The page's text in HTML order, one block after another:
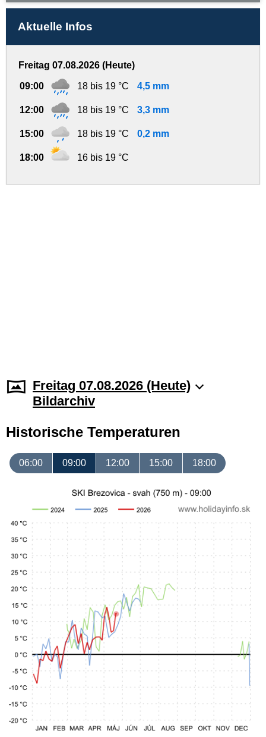
Aktuelle Infos
Freitag 07.08.2026 (Heute)
09:00 18 bis 19 °C 4,5 mm
12:00 18 bis 19 °C 3,3 mm
15:00 18 bis 19 °C 0,2 mm
18:00 16 bis 19 °C
Freitag 07.08.2026 (Heute)
Bildarchiv
Historische Temperaturen
06:00 09:00 12:00 15:00 18:00